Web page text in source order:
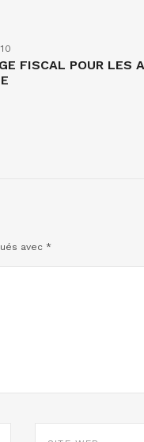
FISCAL POUR LES
avec *
WEB